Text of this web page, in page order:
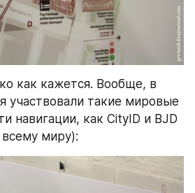
как кажется. Вообще, в
участвовали такие мировые
навигации, как CityID и BJD
миру):